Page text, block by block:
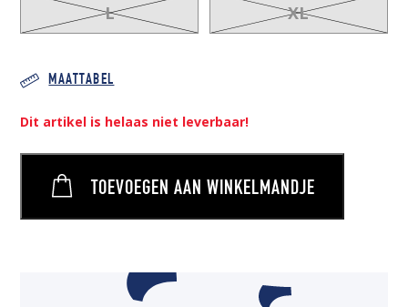
L XL
MAATTABEL
Dit artikel is helaas niet leverbaar!
TOEVOEGEN AAN WINKELMANDJE